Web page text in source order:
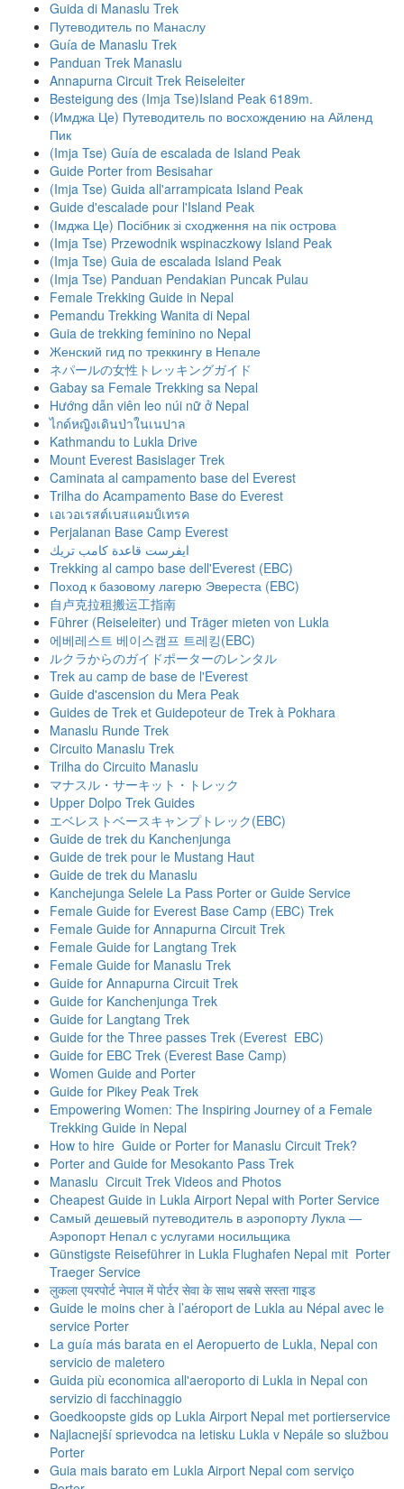
Guida di Manaslu Trek
Путеводитель по Манаслу
Guía de Manaslu Trek
Panduan Trek Manaslu
Annapurna Circuit Trek Reiseleiter
Besteigung des (Imja Tse)Island Peak 6189m.
(Имджа Це) Путеводитель по восхождению на Айленд
Пик
(Imja Tse) Guía de escalada de Island Peak
Guide Porter from Besisahar
(Imja Tse) Guida all'arrampicata Island Peak
Guide d'escalade pour l'Island Peak
(Імджа Це) Посібник зі сходження на пік острова
(Imja Tse) Przewodnik wspinaczkowy Island Peak
(Imja Tse) Guia de escalada Island Peak
(Imja Tse) Panduan Pendakian Puncak Pulau
Female Trekking Guide in Nepal
Pemandu Trekking Wanita di Nepal
Guia de trekking feminino no Nepal
Женский гид по треккингу в Непале
ネパールの女性トレッキングガイド
Gabay sa Female Trekking sa Nepal
Hướng dẫn viên leo núi nữ ở Nepal
ไกด์หญิงเดินป่าในเนปาล
Kathmandu to Lukla Drive
Mount Everest Basislager Trek
Caminata al campamento base del Everest
Trilha do Acampamento Base do Everest
เอเวอเรสต์เบสแคมป์เทรค
Perjalanan Base Camp Everest
ايفرست قاعدة كامب تريك
Trekking al campo base dell'Everest (EBC)
Поход к базовому лагерю Эвереста (EBC)
自卢克拉租搬运工指南
Führer (Reiseleiter) und Träger mieten von Lukla
에베레스트 베이스캠프 트레킹(EBC)
ルクラからのガイドポーターのレンタル
Trek au camp de base de l'Everest
Guide d'ascension du Mera Peak
Guides de Trek et Guidepoteur de Trek à Pokhara
Manaslu Runde Trek
Circuito Manaslu Trek
Trilha do Circuito Manaslu
マナスル・サーキット・トレック
Upper Dolpo Trek Guides
エベレストベースキャンプトレック(EBC)
Guide de trek du Kanchenjunga
Guide de trek pour le Mustang Haut
Guide de trek du Manaslu
Kanchejunga Selele La Pass Porter or Guide Service
Female Guide for Everest Base Camp (EBC) Trek
Female Guide for Annapurna Circuit Trek
Female Guide for Langtang Trek
Female Guide for Manaslu Trek
Guide for Annapurna Circuit Trek
Guide for Kanchenjunga Trek
Guide for Langtang Trek
Guide for the Three passes Trek (Everest EBC)
Guide for EBC Trek (Everest Base Camp)
Women Guide and Porter
Guide for Pikey Peak Trek
Empowering Women: The Inspiring Journey of a Female
Trekking Guide in Nepal
How to hire Guide or Porter for Manaslu Circuit Trek?
Porter and Guide for Mesokanto Pass Trek
Manaslu Circuit Trek Videos and Photos
Cheapest Guide in Lukla Airport Nepal with Porter Service
Самый дешевый путеводитель в аэропорту Лукла —
Аэропорт Непал с услугами носильщика
Günstigste Reiseführer in Lukla Flughafen Nepal mit Porter
Traeger Service
लुकला एयरपोर्ट नेपाल में पोर्टर सेवा के साथ सबसे सस्ता गाइड
Guide le moins cher à l’aéroport de Lukla au Népal avec le
service Porter
La guía más barata en el Aeropuerto de Lukla, Nepal con
servicio de maletero
Guida più economica all'aeroporto di Lukla in Nepal con
servizio di facchinaggio
Goedkoopste gids op Lukla Airport Nepal met portierservice
Najlacnejší sprievodca na letisku Lukla v Nepále so službou
Porter
Guia mais barato em Lukla Airport Nepal com serviço